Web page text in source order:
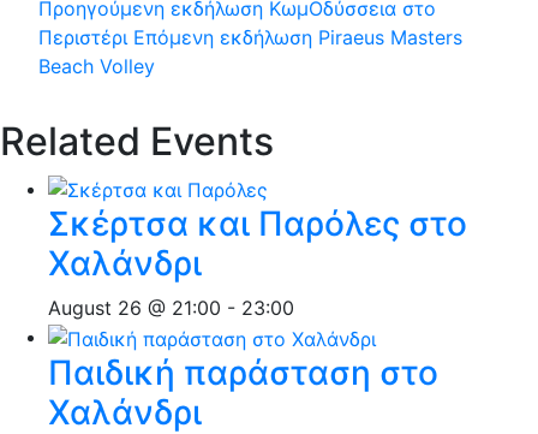
Προηγούμενη εκδήλωση ΚωμΟδύσσεια στο
Περιστέρι Επόμενη εκδήλωση Piraeus Masters
Beach Volley
Related Events
Σκέρτσα και Παρόλες στο
Χαλάνδρι
August 26 @ 21:00 - 23:00
Παιδική παράσταση στο
Χαλάνδρι